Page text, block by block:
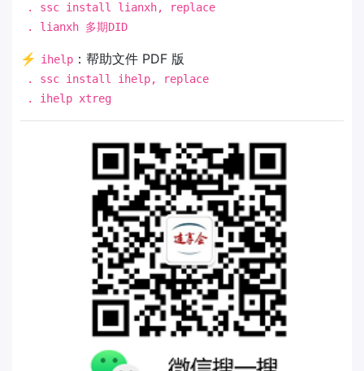
. ssc install lianxh, replace
. lianxh 多期DID
⚡ ihelp ：帮助文件 PDF 版
. ssc install ihelp, replace
. ihelp xtreg